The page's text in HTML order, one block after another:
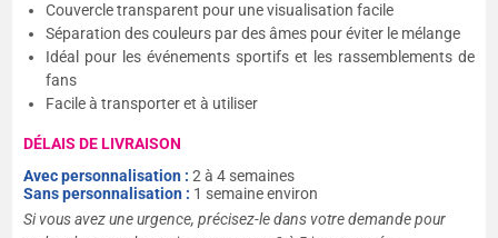
Couvercle transparent pour une visualisation facile
Séparation des couleurs par des âmes pour éviter le mélange
Idéal pour les événements sportifs et les rassemblements de
fans
Facile à transporter et à utiliser
DÉLAIS DE LIVRAISON
Avec personnalisation :2 à 4 semaines
Sans personnalisation : 1 semaine environ
Si vous avez une urgence, précisez-le dans votre demande pour